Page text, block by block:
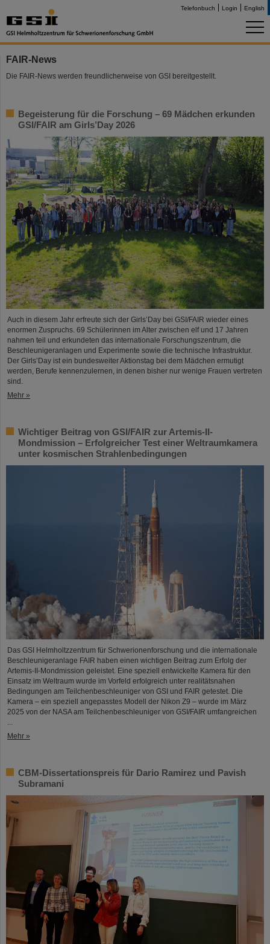
Telefonbuch Login English
FAIR-News
Die FAIR-News werden freundlicherweise von GSI bereitgestellt.
Begeisterung für die Forschung – 69 Mädchen erkunden
GSI/FAIR am Girls’Day 2026
Auch in diesem Jahr erfreute sich der Girls’Day bei GSI/FAIR wieder eines
enormen Zuspruchs. 69 Schülerinnen im Alter zwischen elf und 17 Jahren
nahmen teil und erkundeten das internationale Forschungszentrum, die
Beschleunigeranlagen und Experimente sowie die technische Infrastruktur.
Der Girls’Day ist ein bundesweiter Aktionstag bei dem Mädchen ermutigt
werden, Berufe kennenzulernen, in denen bisher nur wenige Frauen vertreten
sind.
Mehr »
Wichtiger Beitrag von GSI/FAIR zur Artemis-II-
Mondmission – Erfolgreicher Test einer Weltraumkamera
unter kosmischen Strahlenbedingungen
Das GSI Helmholtzzentrum für Schwerionenforschung und die internationale
Beschleunigeranlage FAIR haben einen wichtigen Beitrag zum Erfolg der
Artemis-II-Mondmission geleistet. Eine speziell entwickelte Kamera für den
Einsatz im Weltraum wurde im Vorfeld erfolgreich unter realitätsnahen
Bedingungen am Teilchenbeschleuniger von GSI und FAIR getestet. Die
Kamera – ein speziell angepasstes Modell der Nikon Z9 – wurde im März
2025 von der NASA am Teilchenbeschleuniger von GSI/FAIR umfangreichen
Mehr »
CBM-Dissertationspreis für Dario Ramirez und Pavish
Subramani